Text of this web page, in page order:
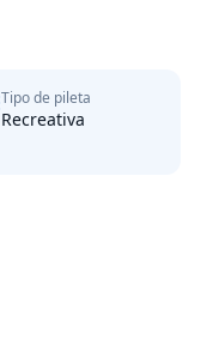
Tipo de pileta
Recreativa